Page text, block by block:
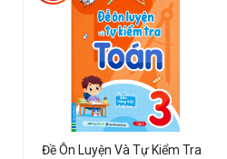
Đề Ôn Luyện Và Tự Kiểm Tra